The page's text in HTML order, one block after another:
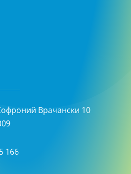
Врачански 10
166